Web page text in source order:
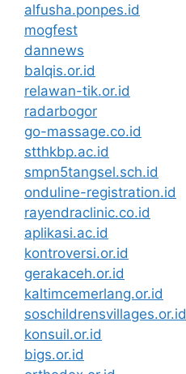
alfusha.ponpes.id
mogfest
dannews
balqis.or.id
relawan-tik.or.id
radarbogor
go-massage.co.id
stthkbp.ac.id
smpn5tangsel.sch.id
onduline-registration.id
rayendraclinic.co.id
aplikasi.ac.id
kontroversi.or.id
gerakaceh.or.id
kaltimcemerlang.or.id
soschildrensvillages.or.id
konsuil.or.id
bigs.or.id